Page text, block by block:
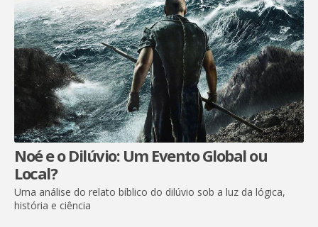
Noé e o Dilúvio: Um Evento Global ou
Local?
Uma análise do relato bíblico do dilúvio sob a luz da lógica,
história e ciência